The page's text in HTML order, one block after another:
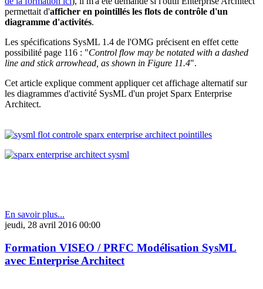
permettait d'afficher en pointillés les flots de contrôle d'un
diagramme d'activités.
Les spécifications SysML 1.4 de l'OMG précisent en effet cette
possibilité page 116 : "Control flow may be notated with a dashed
line and stick arrowhead, as shown in Figure 11.4".
Cet article explique comment appliquer cet affichage alternatif sur
les diagrammes d'activité SysML d'un projet Sparx Enterprise
Architect.
En savoir plus...
jeudi, 28 avril 2016 00:00
Formation VISEO / PRFC Modélisation SysML
avec Enterprise Architect